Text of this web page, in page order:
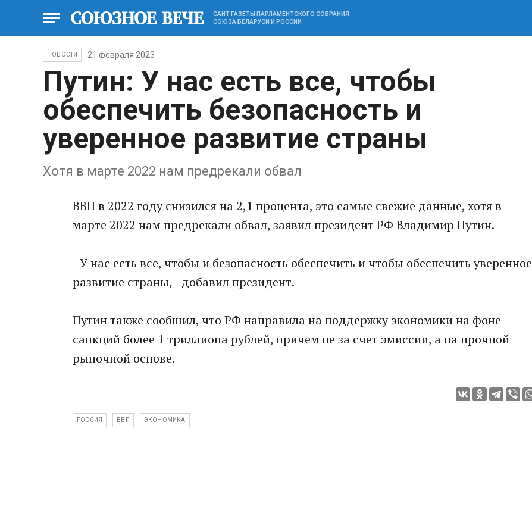
САЙТ ГАЗЕТЫ ПАРЛАМЕНТСКОГО СОБРАНИЯ
СОЮЗА БЕЛАРУСИ И РОССИИ
НОВОСТИ 21 февраля 2023
Путин: У нас есть все, чтобы
обеспечить безопасность и
уверенное развитие страны
Хотя в марте 2022 нам предрекали обвал
ВВП в 2022 году снизился на 2,1 процента, это самые свежие данные, хотя в
марте 2022 нам предрекали обвал, заявил президент РФ Владимир Путин.
- У нас есть все, чтобы и безопасность обеспечить и чтобы обеспечить уверенное
развитие страны, - добавил президент.
Путин также сообщил, что РФ направила на поддержку экономики на фоне
санкций более 1 триллиона рублей, причем не за счет эмиссии, а на прочной
рыночной основе.
РОССИЯ ВВП ЭКОНОМИКА